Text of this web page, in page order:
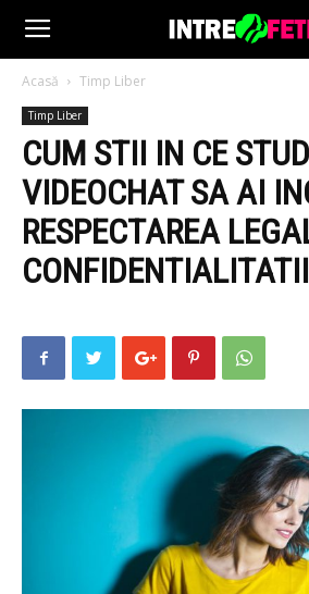
Acasă Timp Liber
Timp Liber
CUM STII IN CE
VIDEOCHAT SA AI
RESPECTAREA
CONFIDENTIALITATII